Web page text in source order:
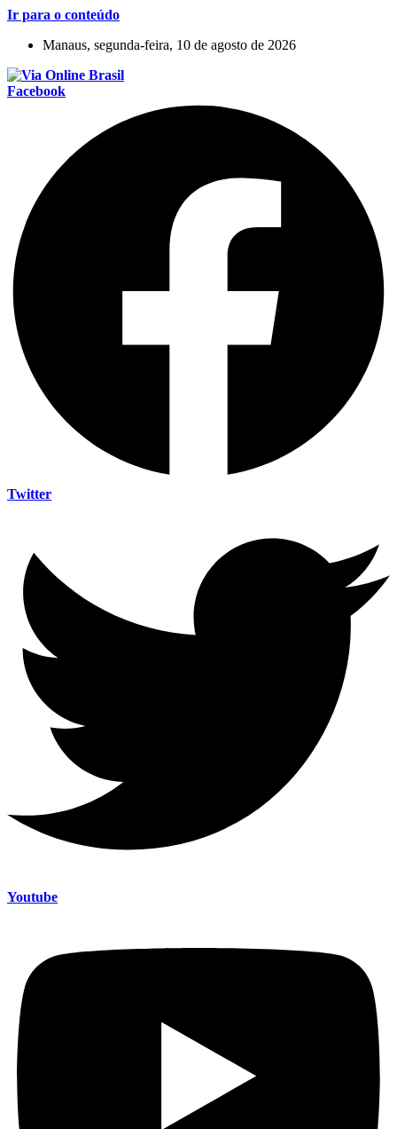
Ir para o conteúdo
Manaus, segunda-feira, 10 de agosto de 2026
Facebook
Twitter
Youtube